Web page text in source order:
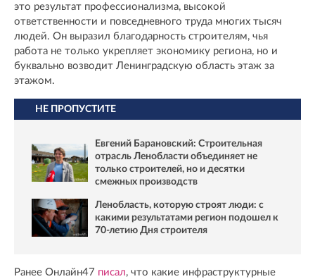
это результат профессионализма, высокой
ответственности и повседневного труда многих тысяч
людей. Он выразил благодарность строителям, чья
работа не только укрепляет экономику региона, но и
буквально возводит Ленинградскую область этаж за
этажом.
НЕ ПРОПУСТИТЕ
Евгений Барановский: Строительная
отрасль Ленобласти объединяет не
только строителей, но и десятки
смежных производств
Ленобласть, которую строят люди: с
какими результатами регион подошел к
70-летию Дня строителя
Ранее Онлайн47 писал, что какие инфраструктурные